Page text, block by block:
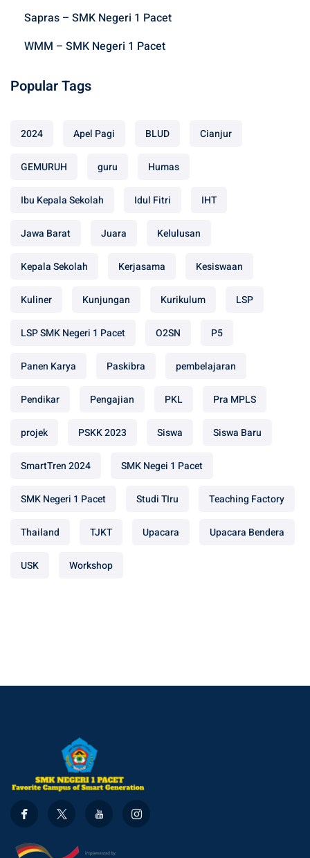
Sapras – SMK Negeri 1 Pacet
WMM – SMK Negeri 1 Pacet
Popular Tags
2024 Apel Pagi BLUD Cianjur
GEMURUH guru Humas
Ibu Kepala Sekolah Idul Fitri IHT
Jawa Barat Juara Kelulusan
Kepala Sekolah Kerjasama Kesiswaan
Kuliner Kunjungan Kurikulum LSP
LSP SMK Negeri 1 Pacet O2SN P5
Panen Karya Paskibra pembelajaran
Pendikar Pengajian PKL Pra MPLS
projek PSKK 2023 Siswa Siswa Baru
SmartTren 2024 SMK Negei 1 Pacet
SMK Negeri 1 Pacet Studi TIru Teaching Factory
Thailand TJKT Upacara Upacara Bendera
USK Workshop